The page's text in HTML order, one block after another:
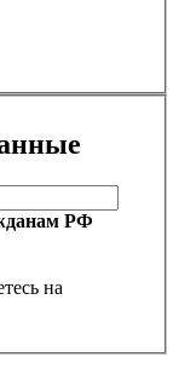
РФ
на